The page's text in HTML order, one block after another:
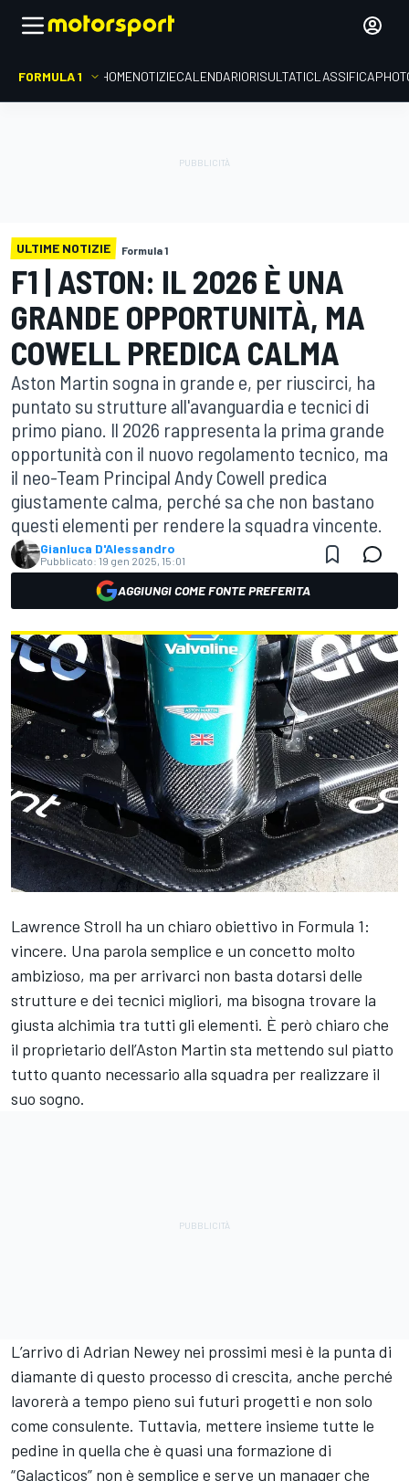
FORMULA 1 HOMENOTIZIECALENDARIORISULTATICLASSIFICA
ULTIME NOTIZIE Formula 1
F1 | ASTON: IL 2026 È UNA
GRANDE OPPORTUNITÀ, MA
COWELL PREDICA CALMA
Aston Martin sogna in grande e, per riuscirci, ha
puntato su strutture all'avanguardia e tecnici di
primo piano. Il 2026 rappresenta la prima grande
opportunità con il nuovo regolamento tecnico, ma
il neo-Team Principal Andy Cowell predica
giustamente calma, perché sa che non bastano
questi elementi per rendere la squadra vincente.
Gianluca D'Alessandro
Pubblicato: 19 gen 2025, 15:01
AGGIUNGI COME FONTE PREFERITA
Lawrence Stroll ha un chiaro obiettivo in Formula 1:
vincere. Una parola semplice e un concetto molto
ambizioso, ma per arrivarci non basta dotarsi delle
strutture e dei tecnici migliori, ma bisogna trovare la
giusta alchimia tra tutti gli elementi. È però chiaro che
il proprietario dell’Aston Martin sta mettendo sul piatto
tutto quanto necessario alla squadra per realizzare il
suo sogno.
L’arrivo di Adrian Newey nei prossimi mesi è la punta di
diamante di questo processo di crescita, anche perché
lavorerà a tempo pieno sui futuri progetti e non solo
come consulente. Tuttavia, mettere insieme tutte le
pedine in quella che è quasi una formazione di
“Galacticos” non è semplice e serve un manager che